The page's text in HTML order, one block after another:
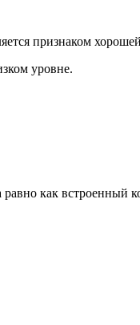
признаком
уровне.
как встроенный